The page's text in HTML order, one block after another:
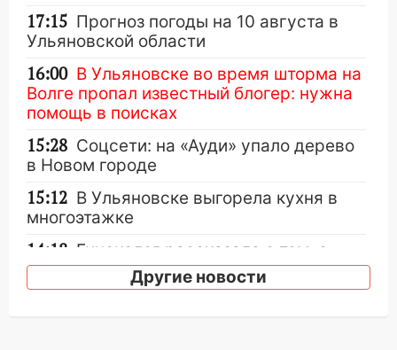
17:15 Прогноз погоды на 10 августа в
Ульяновской области
16:00 В Ульяновске во время шторма на
Волге пропал известный блогер: нужна
помощь в поисках
15:28 Соцсети: на «Ауди» упало дерево
в Новом городе
15:12 В Ульяновске выгорела кухня в
многоэтажке
14:18 Гинеколог рассказала о том, с
какими сложностями сталкиваются
молодые мамы
Другие новости